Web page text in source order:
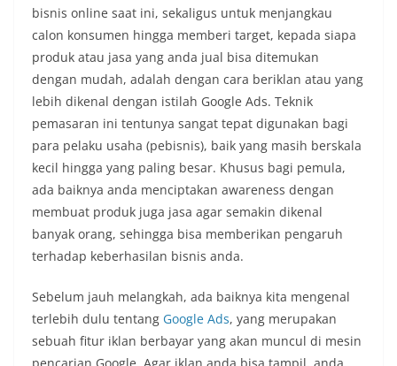
bisnis online saat ini, sekaligus untuk menjangkau
calon konsumen hingga memberi target, kepada siapa
produk atau jasa yang anda jual bisa ditemukan
dengan mudah, adalah dengan cara beriklan atau yang
lebih dikenal dengan istilah Google Ads. Teknik
pemasaran ini tentunya sangat tepat digunakan bagi
para pelaku usaha (pebisnis), baik yang masih berskala
kecil hingga yang paling besar. Khusus bagi pemula,
ada baiknya anda menciptakan awareness dengan
membuat produk juga jasa agar semakin dikenal
banyak orang, sehingga bisa memberikan pengaruh
terhadap keberhasilan bisnis anda.
Sebelum jauh melangkah, ada baiknya kita mengenal
terlebih dulu tentang Google Ads, yang merupakan
sebuah fitur iklan berbayar yang akan muncul di mesin